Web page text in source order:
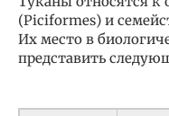
(Piciformes) и
Их место в
представить